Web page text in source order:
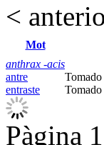
<
Mot
anthrax -acis
antre
entraste
Pàgina